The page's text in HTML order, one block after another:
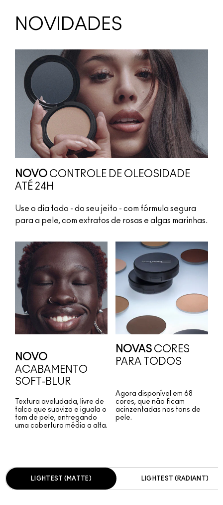
NOVIDADES
NOVO CONTROLE DE OLEOSIDADE
ATÉ 24H
Use o dia todo - do seu jeito - com fórmula segura
para a pele, com extratos de rosas e algas marinhas.
NOVO
ACABAMENTO
SOFT-BLUR
Textura aveludada, livre de
talco que suaviza e iguala o
tom de pele, entregando
uma cobertura média a alta.
NOVAS CORES
PARA TODOS
Agora disponível em 68
cores, que não ficam
acinzentadas nos tons de
pele.
LIGHTEST (MATTE) LIGHTEST (RADIANT)